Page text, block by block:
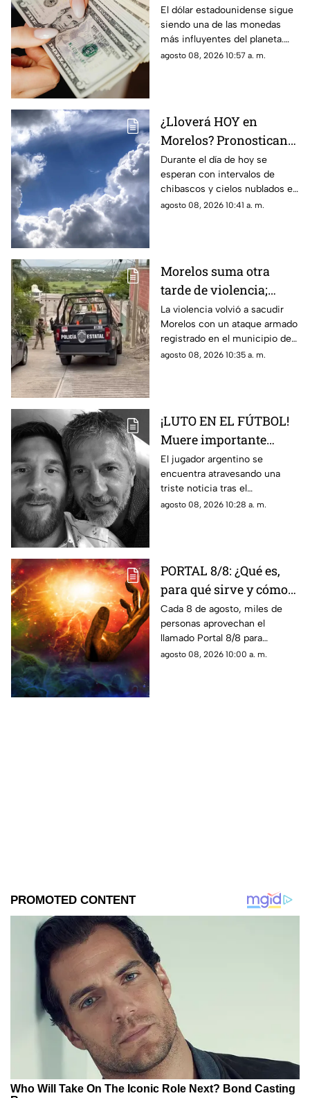
valor! Descubre cuánto
cuesta el dólar en
Morelos HOY
El dólar estadounidense sigue
siendo una de las monedas
más influyentes del planeta.
Este es el precio que tiene en
agosto 08, 2026 10:57 a. m.
¿Lloverá HOY en
Morelos? Pronostican
tardes nubladas con
chubascos en estos
municipios
Durante el día de hoy se
esperan con intervalos de
chibascos y cielos nublados en
diferentes municipios de
agosto 08, 2026 10:41 a. m.
Morelos suma otra
tarde de violencia;
ejecutan a un hombre
en Jojutla
La violencia volvió a sacudir
Morelos con un ataque armado
registrado en el municipio de
Jojutla.
agosto 08, 2026 10:35 a. m.
¡LUTO EN EL FÚTBOL!
Muere importante
figura de la familia
MESSI; así dieron a
conocer la noticia
El jugador argentino se
encuentra atravesando una
triste noticia tras el
fallecimiento de su padre.
agosto 08, 2026 10:28 a. m.
PORTAL 8/8: ¿Qué es,
para qué sirve y cómo
manifestar
correctamente?
Cada 8 de agosto, miles de
personas aprovechan el
llamado Portal 8/8 para
reflexionar, pedir y establecer
agosto 08, 2026 10:00 a. m.